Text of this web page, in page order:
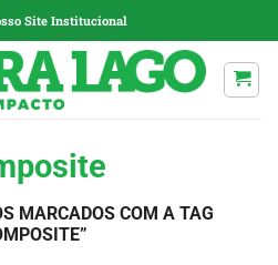
Site Institucional
MARCADOS COM A TAG